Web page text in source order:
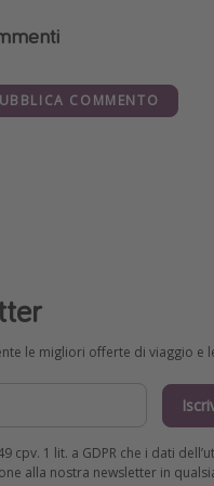
COMMENTO
le migliori offerte di viaggio e
cpv. 1 lit. a GDPR che i dati
alla nostra newsletter in